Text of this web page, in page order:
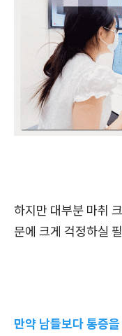
하지만 대부분 마취
문에 크게 걱정하실
만약 남들보다 통증